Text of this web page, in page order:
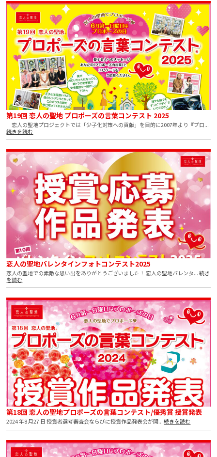
第19回 恋人の聖地 プロポーズの言葉コンテスト 2025
恋人の聖地プロジェクトでは「少子化対策への貢献」を目的に2007年より『プロ...
続きを読む
恋人の聖地バレンタインフォトコンテスト2025
恋人の聖地での素敵な思い出をありがとうございました！ 恋人の聖地バレンタ... 続き
を読む
第18回 恋人の聖地プロポーズの言葉コンテスト/優秀賞 授賞発表
2024 年8 月27 日 授賞者選考審査会ならびに授賞作品発表会が開... 続きを読む